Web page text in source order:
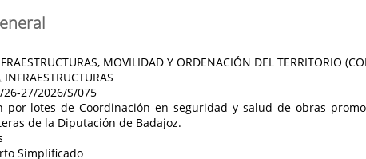
MOVILIDAD Y ORDENACIÓN DEL TERRITORIO
INFRAESTRUCTURAS
26-27/2026/S/075
por lotes de Coordinación en seguridad y salud de obras
de la Diputación de Badajoz.
Simplificado